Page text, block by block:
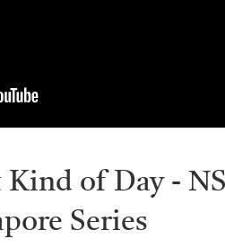
of Day -
Series